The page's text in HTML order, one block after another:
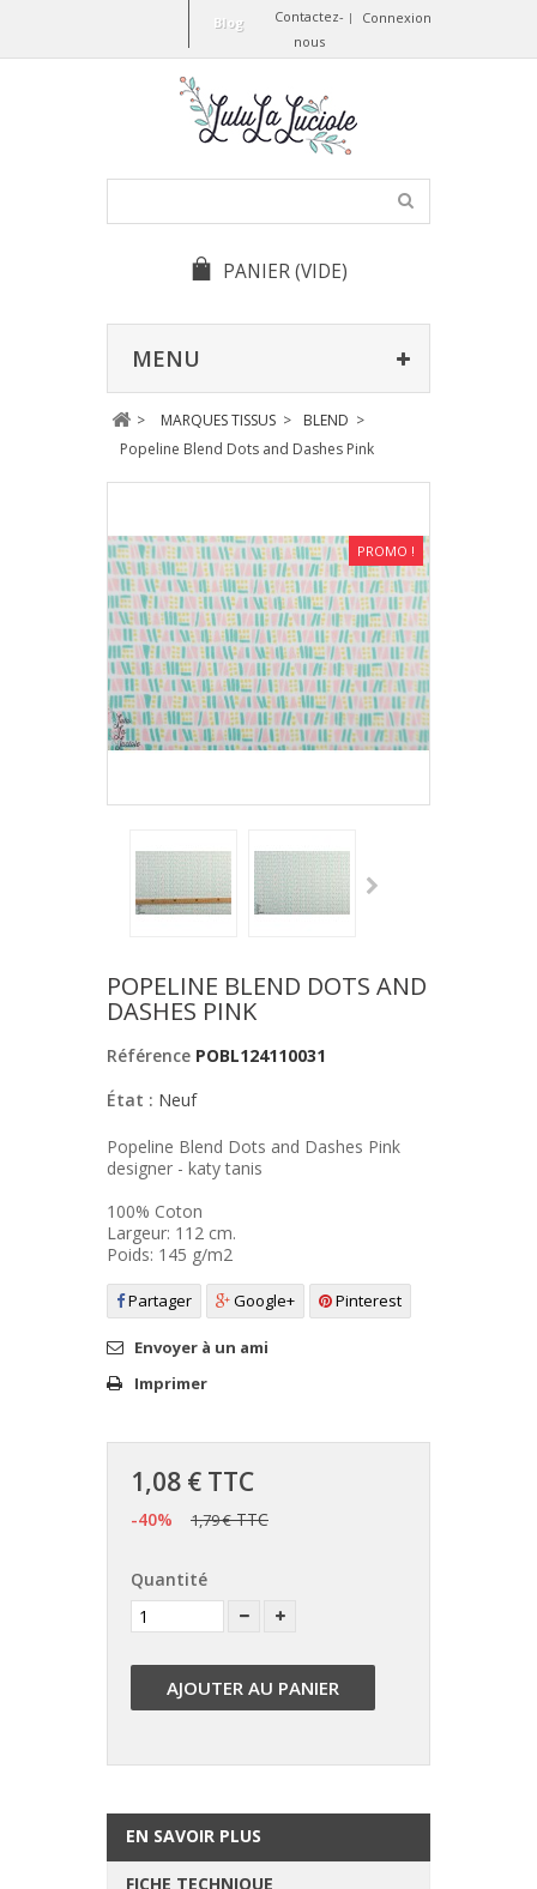
Connexion
Contactez-
nous
Blog
PANIER(VIDE)
MENU
> MARQUES TISSUS > BLEND >
Popeline Blend Dots and Dashes Pink
PROMO !
POPELINE BLEND DOTS AND
DASHES PINK
Référence POBL124110031
État : Neuf
Popeline Blend Dots and Dashes Pink
designer - katy tanis
100% Coton
Largeur: 112 cm.
Poids: 145 g/m2
Partager Google+ Pinterest
Envoyer à un ami
Imprimer
1,08 € TTC
-40% 1,79 €TTC
Quantité
AJOUTER AU PANIER
EN SAVOIR PLUS
FICHE TECHNIQUE